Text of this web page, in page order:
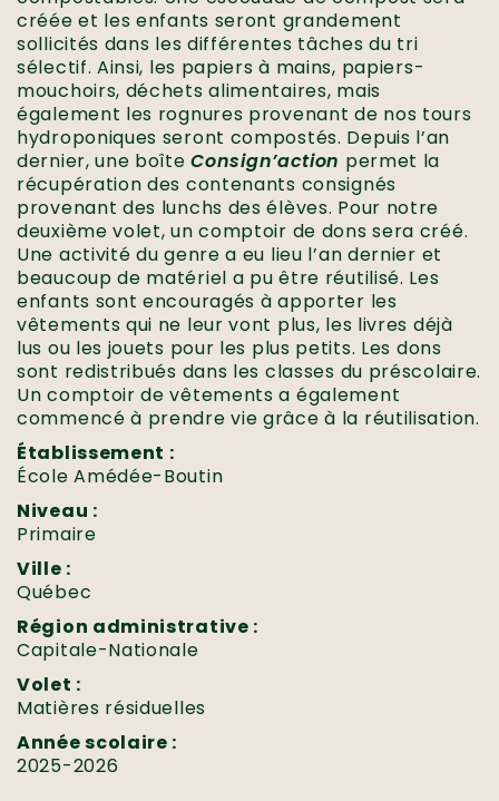
créée et les enfants seront grandement
sollicités dans les différentes tâches du tri
sélectif. Ainsi, les papiers à mains, papiers-
mouchoirs, déchets alimentaires, mais
également les rognures provenant de nos tours
hydroponiques seront compostés. Depuis l’an
dernier, une boîteConsign’action permet la
récupération des contenants consignés
provenant des lunchs des élèves. Pour notre
deuxième volet, un comptoir de dons sera créé.
Une activité du genre a eu lieu l’an dernier et
beaucoup de matériel a pu être réutilisé. Les
enfants sont encouragés à apporter les
vêtements qui ne leur vont plus, les livres déjà
lus ou les jouets pour les plus petits. Les dons
sont redistribués dans les classes du préscolaire.
Un comptoir de vêtements a également
commencé à prendre vie grâce à la réutilisation.
Établissement :
École Amédée-Boutin
Niveau :
Primaire
Ville :
Québec
Région administrative :
Capitale-Nationale
Volet :
Matières résiduelles
Année scolaire :
2025-2026